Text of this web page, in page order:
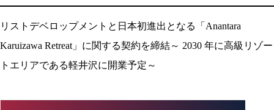
リストデベロップメントと日本初進出となる「Anantara
Karuizawa Retreat」に関する契約を締結～ 2030 年に高級リゾー
トエリアである軽井沢に開業予定～